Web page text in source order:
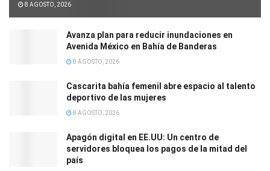
8 AGOSTO, 2026
Avanza plan para reducir inundaciones en
Avenida México en Bahía de Banderas
8 AGOSTO, 2026
Cascarita bahía femenil abre espacio al talento
deportivo de las mujeres
8 AGOSTO, 2026
Apagón digital en EE.UU: Un centro de
servidores bloquea los pagos de la mitad del
país